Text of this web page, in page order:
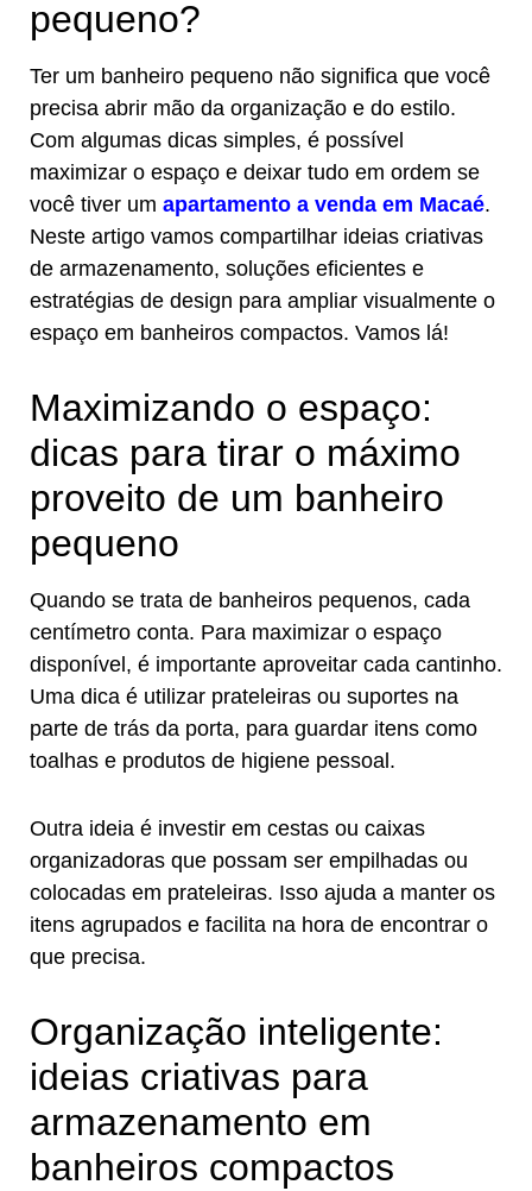
pequeno?
Ter um banheiro pequeno não significa que você
precisa abrir mão da organização e do estilo.
Com algumas dicas simples, é possível
maximizar o espaço e deixar tudo em ordem se
você tiver um apartamento a venda em Macaé.
Neste artigo vamos compartilhar ideias criativas
de armazenamento, soluções eficientes e
estratégias de design para ampliar visualmente o
espaço em banheiros compactos. Vamos lá!
Maximizando o espaço:
dicas para tirar o máximo
proveito de um banheiro
pequeno
Quando se trata de banheiros pequenos, cada
centímetro conta. Para maximizar o espaço
disponível, é importante aproveitar cada cantinho.
Uma dica é utilizar prateleiras ou suportes na
parte de trás da porta, para guardar itens como
toalhas e produtos de higiene pessoal.
Outra ideia é investir em cestas ou caixas
organizadoras que possam ser empilhadas ou
colocadas em prateleiras. Isso ajuda a manter os
itens agrupados e facilita na hora de encontrar o
que precisa.
Organização inteligente:
ideias criativas para
armazenamento em
banheiros compactos